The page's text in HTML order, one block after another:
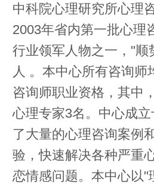
中科院心理研究所心理
2003年省内第一批心理
行业领军人物之一，"顺
人 。本中心所有咨询师
咨询师职业资格，其中
心理专家3名。中心成
了大量的心理咨询案例
验，快速解决各种严重
恋情感问题。本中心以"